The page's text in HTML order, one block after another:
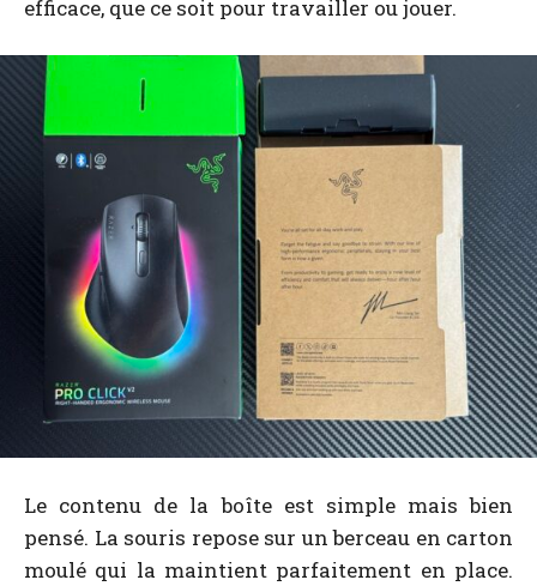
efficace, que ce soit pour travailler ou jouer.
Le contenu de la boîte est simple mais bien
pensé. La souris repose sur un berceau en carton
moulé qui la maintient parfaitement en place.